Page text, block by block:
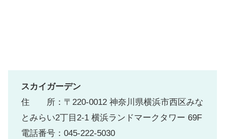
スカイガーデン
住 所：〒220-0012 神奈川県横浜市西区みな
とみらい2丁目2-1 横浜ランドマークタワー 69F
電話番号：045-222-5030